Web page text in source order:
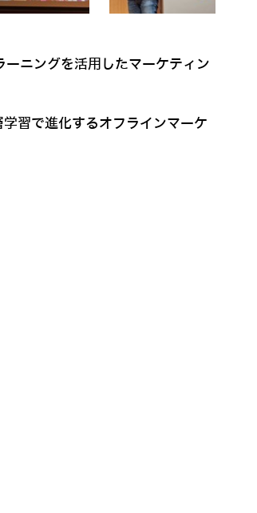
ニングを活用したマーケティン
習で進化するオフラインマーケ